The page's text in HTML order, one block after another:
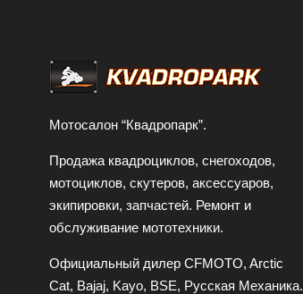
Мотосалон “Квадропарк”.
Продажа квадроциклов, снегоходов,
мотоциклов, скутеров, аксессуаров,
экипировки, запчастей. Ремонт и
обслуживание мототехники.
Официальный дилер CFMOTO, Arctic
Cat, Bajaj, Kayo, BSE, Русская Механика.